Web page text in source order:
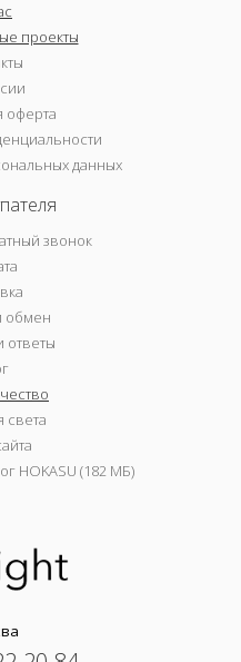
проекты
оферта
данных
звонок
обмен
ответы
света
HOKASU (182 МБ)